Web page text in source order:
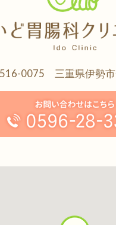
0075 三重県伊勢